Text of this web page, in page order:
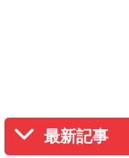
最新記事